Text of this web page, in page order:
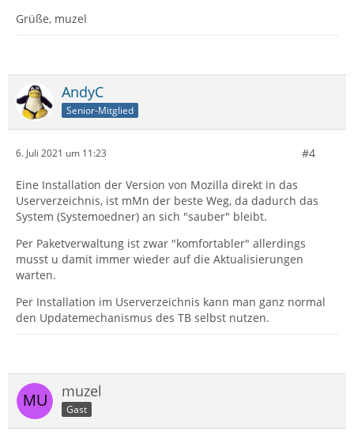
Grüße, muzel
AndyC
Senior-Mitglied
6. Juli 2021 um 11:23 #4
Eine Installation der Version von Mozilla direkt in das
Userverzeichnis, ist mMn der beste Weg, da dadurch das
System (Systemoedner) an sich "sauber" bleibt.
Per Paketverwaltung ist zwar "komfortabler" allerdings
musst u damit immer wieder auf die Aktualisierungen
warten.
Per Installation im Userverzeichnis kann man ganz normal
den Updatemechanismus des TB selbst nutzen.
muzel
Gast